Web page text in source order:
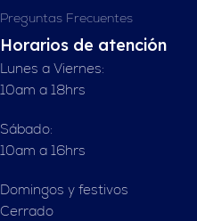
Preguntas Frecuentes
Horarios de atención
Lunes a Viernes:
10am a 18hrs
Sábado:
10am a 16hrs
Domingos y festivos
Cerrado